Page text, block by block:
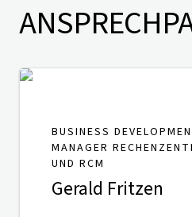
BUSINESS
MANAGER
UND RCM
Gerald Fritzen